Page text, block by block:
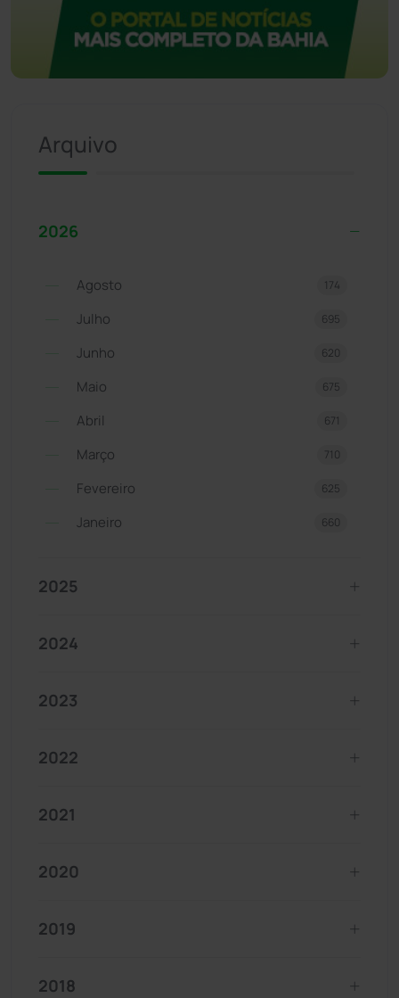
Arquivo
2026
Agosto 174
Julho 695
Junho 620
Maio 675
Abril 671
Março 710
Fevereiro 625
Janeiro 660
2025
2024
2023
2022
2021
2020
2019
2018